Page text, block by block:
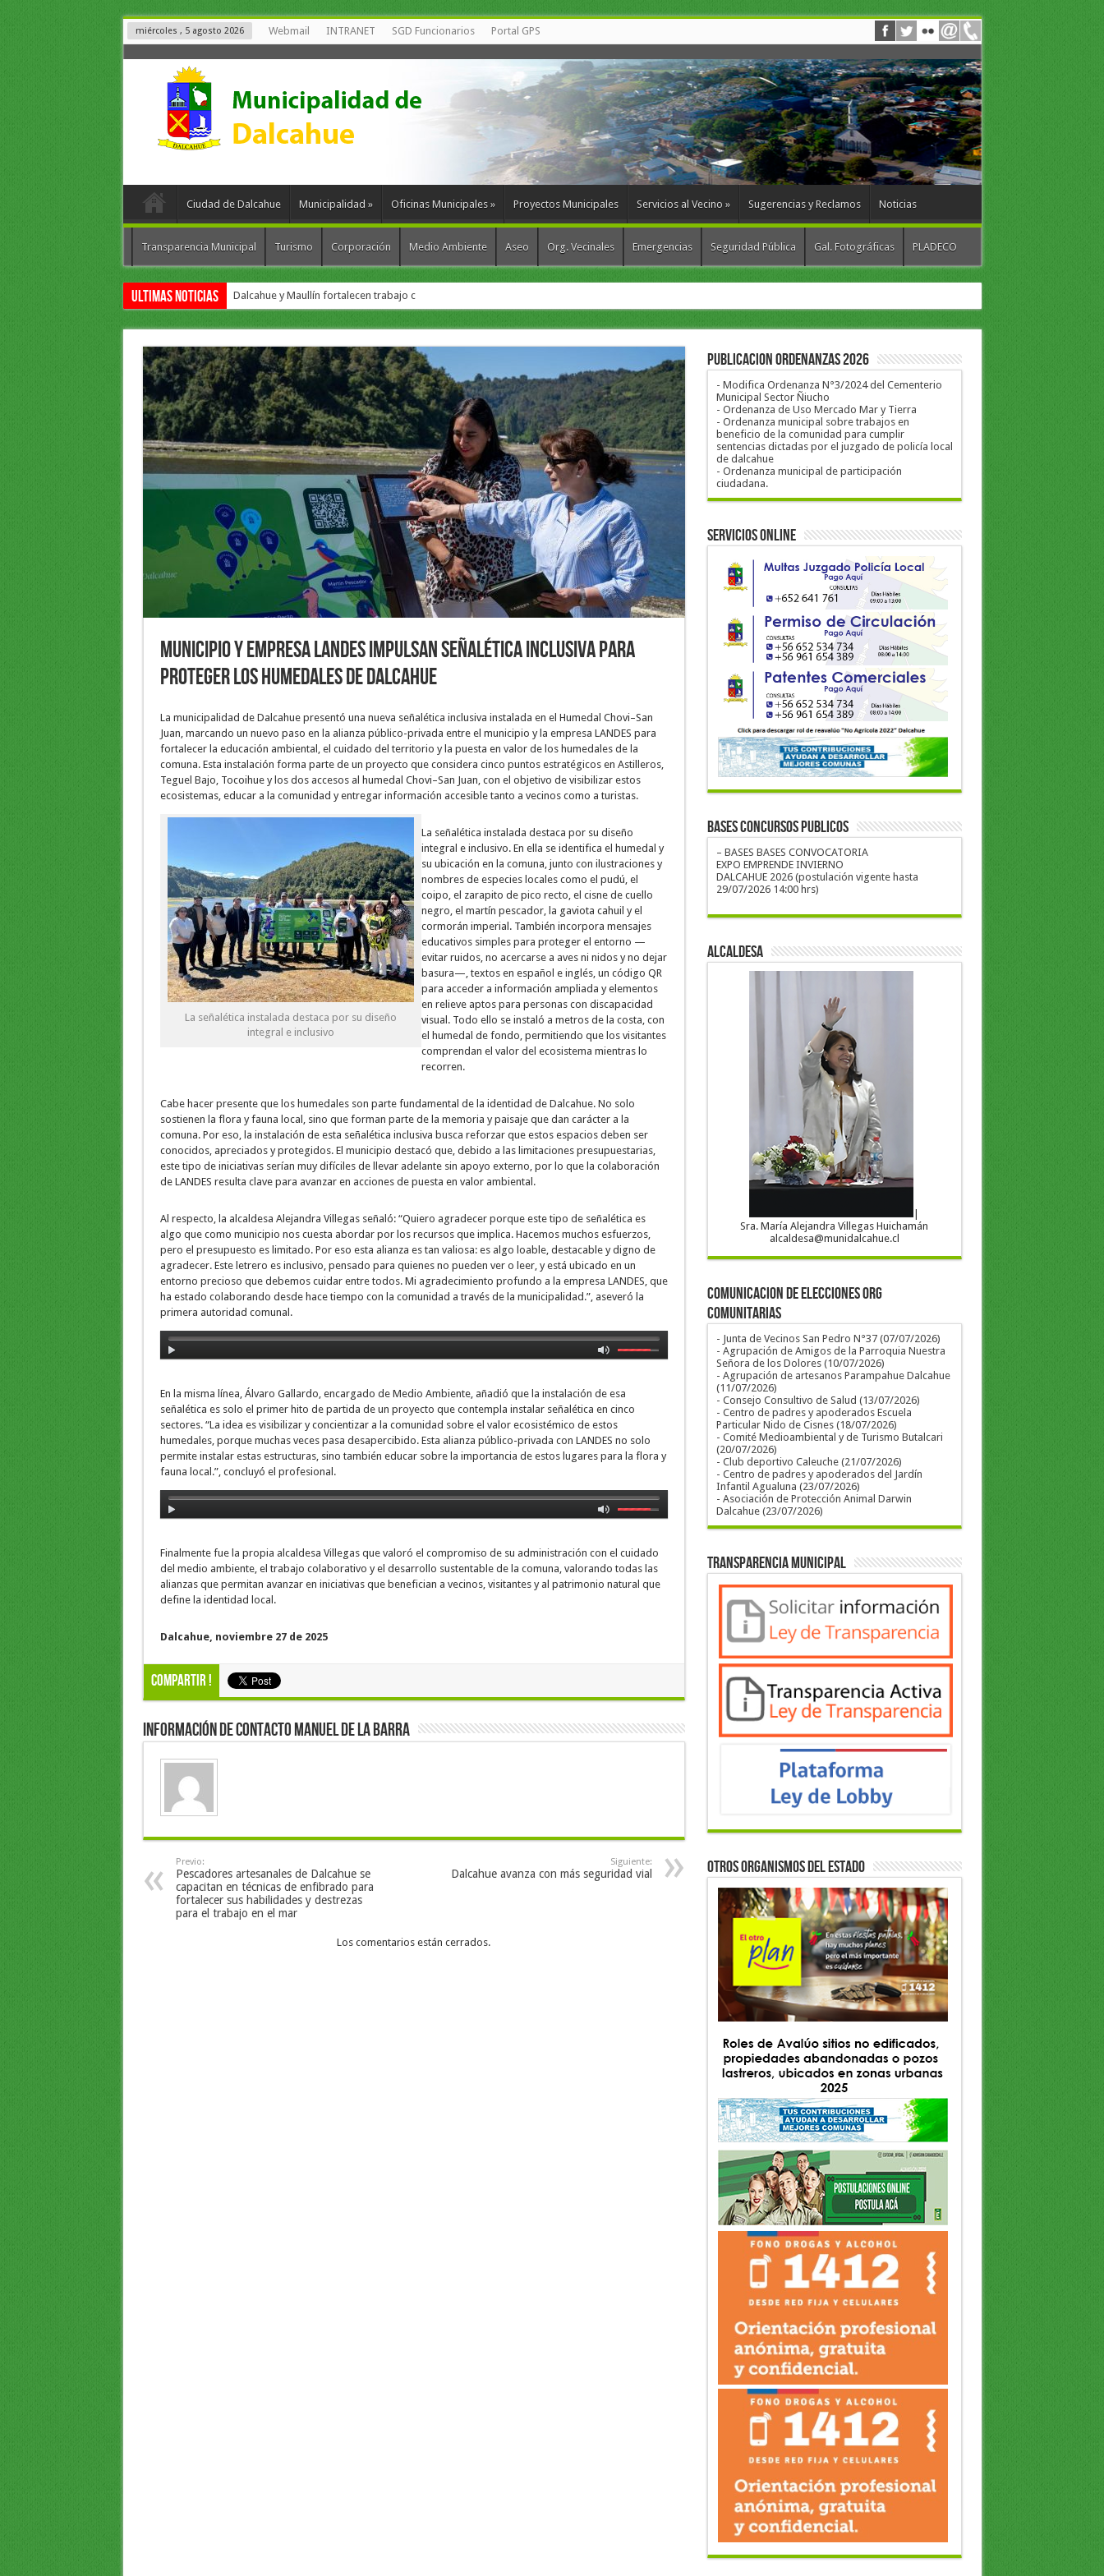
miércoles , 5 agosto 2026 Webmail INTRANET SGD Funcionarios Portal GPS
Ciudad de Dalcahue Municipalidad » Oficinas Municipales » Proyectos Municipales Servicios al Vecino » Sugerencias y Reclamos Noticias
Transparencia Municipal Turismo Corporación Medio Ambiente Aseo Org. Vecinales Emergencias Seguridad Pública Gal. Fotográficas PLADECO
Ultimas Noticias Dalcahue y Maullín fortalecen trabajo conjunto para impulsar una seguridad pública m
Municipio y empresa LANDES impulsan señalética inclusiva para
proteger los humedales de Dalcahue
La municipalidad de Dalcahue presentó una nueva señalética inclusiva instalada en el Humedal Chovi–San
Juan, marcando un nuevo paso en la alianza público-privada entre el municipio y la empresa LANDES para
fortalecer la educación ambiental, el cuidado del territorio y la puesta en valor de los humedales de la
comuna. Esta instalación forma parte de un proyecto que considera cinco puntos estratégicos en Astilleros,
Teguel Bajo, Tocoihue y los dos accesos al humedal Chovi–San Juan, con el objetivo de visibilizar estos
ecosistemas, educar a la comunidad y entregar información accesible tanto a vecinos como a turistas.
La señalética instalada destaca por su diseño
integral e inclusivo
La señalética instalada destaca por su diseño
integral e inclusivo. En ella se identifica el humedal y
su ubicación en la comuna, junto con ilustraciones y
nombres de especies locales como el pudú, el
coipo, el zarapito de pico recto, el cisne de cuello
negro, el martín pescador, la gaviota cahuil y el
cormorán imperial. También incorpora mensajes
educativos simples para proteger el entorno —
evitar ruidos, no acercarse a aves ni nidos y no dejar
basura—, textos en español e inglés, un código QR
para acceder a información ampliada y elementos
en relieve aptos para personas con discapacidad
visual. Todo ello se instaló a metros de la costa, con
el humedal de fondo, permitiendo que los visitantes
comprendan el valor del ecosistema mientras lo
recorren.
Cabe hacer presente que los humedales son parte fundamental de la identidad de Dalcahue. No solo
sostienen la flora y fauna local, sino que forman parte de la memoria y paisaje que dan carácter a la
comuna. Por eso, la instalación de esta señalética inclusiva busca reforzar que estos espacios deben ser
conocidos, apreciados y protegidos. El municipio destacó que, debido a las limitaciones presupuestarias,
este tipo de iniciativas serían muy difíciles de llevar adelante sin apoyo externo, por lo que la colaboración
de LANDES resulta clave para avanzar en acciones de puesta en valor ambiental.
Al respecto, la alcaldesa Alejandra Villegas señaló: “Quiero agradecer porque este tipo de señalética es
algo que como municipio nos cuesta abordar por los recursos que implica. Hacemos muchos esfuerzos,
pero el presupuesto es limitado. Por eso esta alianza es tan valiosa: es algo loable, destacable y digno de
agradecer. Este letrero es inclusivo, pensado para quienes no pueden ver o leer, y está ubicado en un
entorno precioso que debemos cuidar entre todos. Mi agradecimiento profundo a la empresa LANDES, que
ha estado colaborando desde hace tiempo con la comunidad a través de la municipalidad.”, aseveró la
primera autoridad comunal.
En la misma línea, Álvaro Gallardo, encargado de Medio Ambiente, añadió que la instalación de esa
señalética es solo el primer hito de partida de un proyecto que contempla instalar señalética en cinco
sectores. “La idea es visibilizar y concientizar a la comunidad sobre el valor ecosistémico de estos
humedales, porque muchas veces pasa desapercibido. Esta alianza público-privada con LANDES no solo
permite instalar estas estructuras, sino también educar sobre la importancia de estos lugares para la flora y
fauna local.”, concluyó el profesional.
Finalmente fue la propia alcaldesa Villegas que valoró el compromiso de su administración con el cuidado
del medio ambiente, el trabajo colaborativo y el desarrollo sustentable de la comuna, valorando todas las
alianzas que permitan avanzar en iniciativas que benefician a vecinos, visitantes y al patrimonio natural que
define la identidad local.
Dalcahue, noviembre 27 de 2025
Compartir !
Información de Contacto Manuel de la Barra
Previo:
Pescadores artesanales de Dalcahue se
capacitan en técnicas de enfibrado para
fortalecer sus habilidades y destrezas
para el trabajo en el mar
Siguiente:
Dalcahue avanza con más seguridad vial
Los comentarios están cerrados.
PUBLICACION ORDENANZAS 2026
- Modifica Ordenanza N°3/2024 del Cementerio
Municipal Sector Ñiucho
- Ordenanza de Uso Mercado Mar y Tierra
- Ordenanza municipal sobre trabajos en
beneficio de la comunidad para cumplir
sentencias dictadas por el juzgado de policía local
de dalcahue
- Ordenanza municipal de participación
ciudadana.
Servicios Online
BASES CONCURSOS PUBLICOS
– BASES BASES CONVOCATORIA
EXPO EMPRENDE INVIERNO
DALCAHUE 2026 (postulación vigente hasta
29/07/2026 14:00 hrs)
ALCALDESA
Sra. María Alejandra Villegas Huichamán
alcaldesa@munidalcahue.cl
COMUNICACION DE ELECCIONES ORG
COMUNITARIAS
- Junta de Vecinos San Pedro N°37 (07/07/2026)
- Agrupación de Amigos de la Parroquia Nuestra
Señora de los Dolores (10/07/2026)
- Agrupación de artesanos Parampahue Dalcahue
(11/07/2026)
- Consejo Consultivo de Salud (13/07/2026)
- Centro de padres y apoderados Escuela
Particular Nido de Cisnes (18/07/2026)
- Comité Medioambiental y de Turismo Butalcari
(20/07/2026)
- Club deportivo Caleuche (21/07/2026)
- Centro de padres y apoderados del Jardín
Infantil Agualuna (23/07/2026)
- Asociación de Protección Animal Darwin
Dalcahue (23/07/2026)
Transparencia Municipal
OTROS ORGANISMOS DEL ESTADO